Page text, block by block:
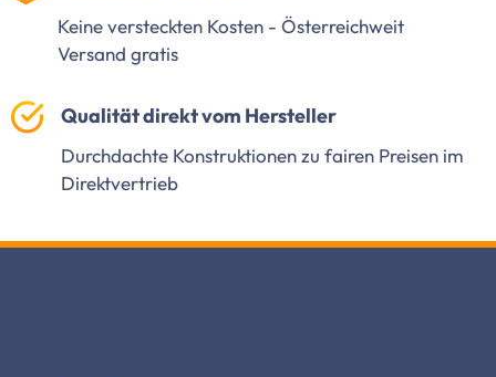
Keine versteckten Kosten - Österreichweit
Versand gratis
Qualität direkt vom Hersteller
Durchdachte Konstruktionen zu fairen Preisen im
Direktvertrieb